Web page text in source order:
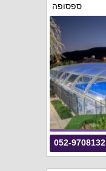
ספסופה
052-9708132